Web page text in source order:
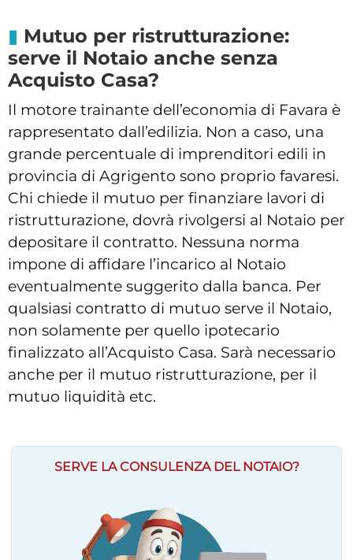
Mutuo per ristrutturazione:
serve il Notaio anche senza
Acquisto Casa?
Il motore trainante dell’economia di Favara è
rappresentato dall’edilizia. Non a caso, una
grande percentuale di imprenditori edili in
provincia di Agrigento sono proprio favaresi.
Chi chiede il mutuo per finanziare lavori di
ristrutturazione, dovrà rivolgersi al Notaio per
depositare il contratto. Nessuna norma
impone di affidare l’incarico al Notaio
eventualmente suggerito dalla banca. Per
qualsiasi contratto di mutuo serve il Notaio,
non solamente per quello ipotecario
finalizzato all’Acquisto Casa. Sarà necessario
anche per il mutuo ristrutturazione, per il
mutuo liquidità etc.
SERVE LA CONSULENZA DEL NOTAIO?